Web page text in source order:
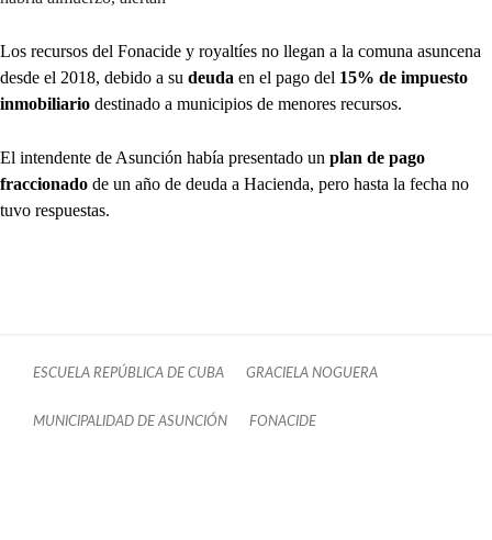
Los recursos del Fonacide y royaltíes no llegan a la comuna asuncena
desde el 2018, debido a su deuda en el pago del 15% de impuesto
inmobiliario destinado a municipios de menores recursos.
El intendente de Asunción había presentado un plan de pago
fraccionado de un año de deuda a Hacienda, pero hasta la fecha no
tuvo respuestas.
ESCUELA REPÚBLICA DE CUBA GRACIELA NOGUERA
MUNICIPALIDAD DE ASUNCIÓN FONACIDE